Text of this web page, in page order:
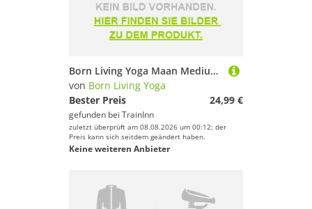
Born Living Yoga Maan Medium-high Support Sports Top Grau L Frau
von Born Living Yoga
Bester Preis
24,99 €
gefunden bei TrainInn
zuletzt überprüft am 08.08.2026 um 00:12; der
Preis kann sich seitdem geändert haben.
Keine weiteren Anbieter